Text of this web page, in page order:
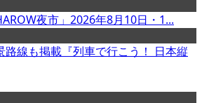
夜市」2026年8月10日・1...
路線も掲載『列車で行こう！ 日本縦